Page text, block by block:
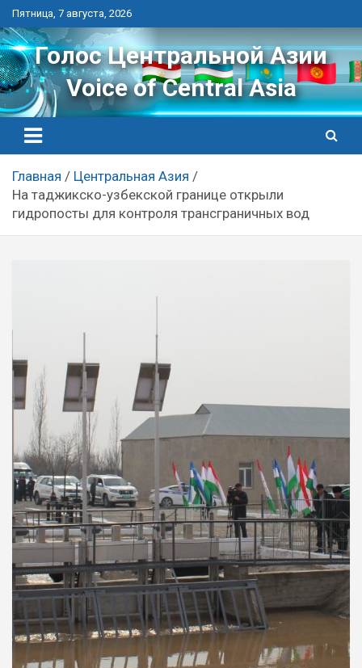
Перейти
к
контенту
Пятница, 7 августа, 2026
Голос Центральной Азии
Voice of Central Asia
Главная
Центральная Азия
На таджикско-узбекской границе открыли
гидропосты для контроля трансграничных вод